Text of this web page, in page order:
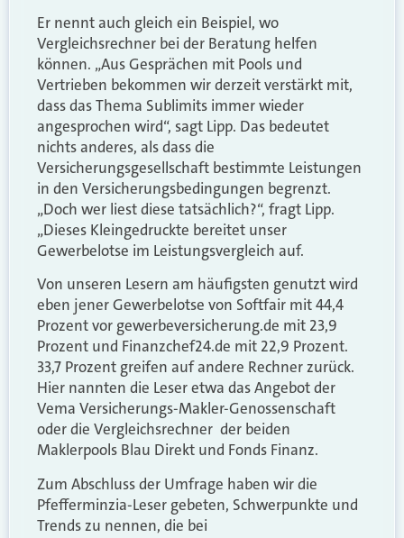
Er nennt auch gleich ein Beispiel, wo
Vergleichsrechner bei der Beratung helfen
können. „Aus Gesprächen mit Pools und
Vertrieben bekommen wir derzeit verstärkt mit,
dass das Thema Sublimits immer wieder
angesprochen wird“, sagt Lipp. Das bedeutet
nichts anderes, als dass die
Versicherungsgesellschaft bestimmte Leistungen
in den Versicherungsbedingungen begrenzt.
„Doch wer liest diese tatsächlich?“, fragt Lipp.
„Dieses Kleingedruckte bereitet unser
Gewerbelotse im Leistungsvergleich auf.
Von unseren Lesern am häufigsten genutzt wird
eben jener Gewerbelotse von Softfair mit 44,4
Prozent vor gewerbeversicherung.de mit 23,9
Prozent und Finanzchef24.de mit 22,9 Prozent.
33,7 Prozent greifen auf andere Rechner zurück.
Hier nannten die Leser etwa das Angebot der
Vema Versicherungs-Makler-Genossenschaft
oder die Vergleichsrechner der beiden
Maklerpools Blau Direkt und Fonds Finanz.
Zum Abschluss der Umfrage haben wir die
Pfefferminzia-Leser gebeten, Schwerpunkte und
Trends zu nennen, die bei